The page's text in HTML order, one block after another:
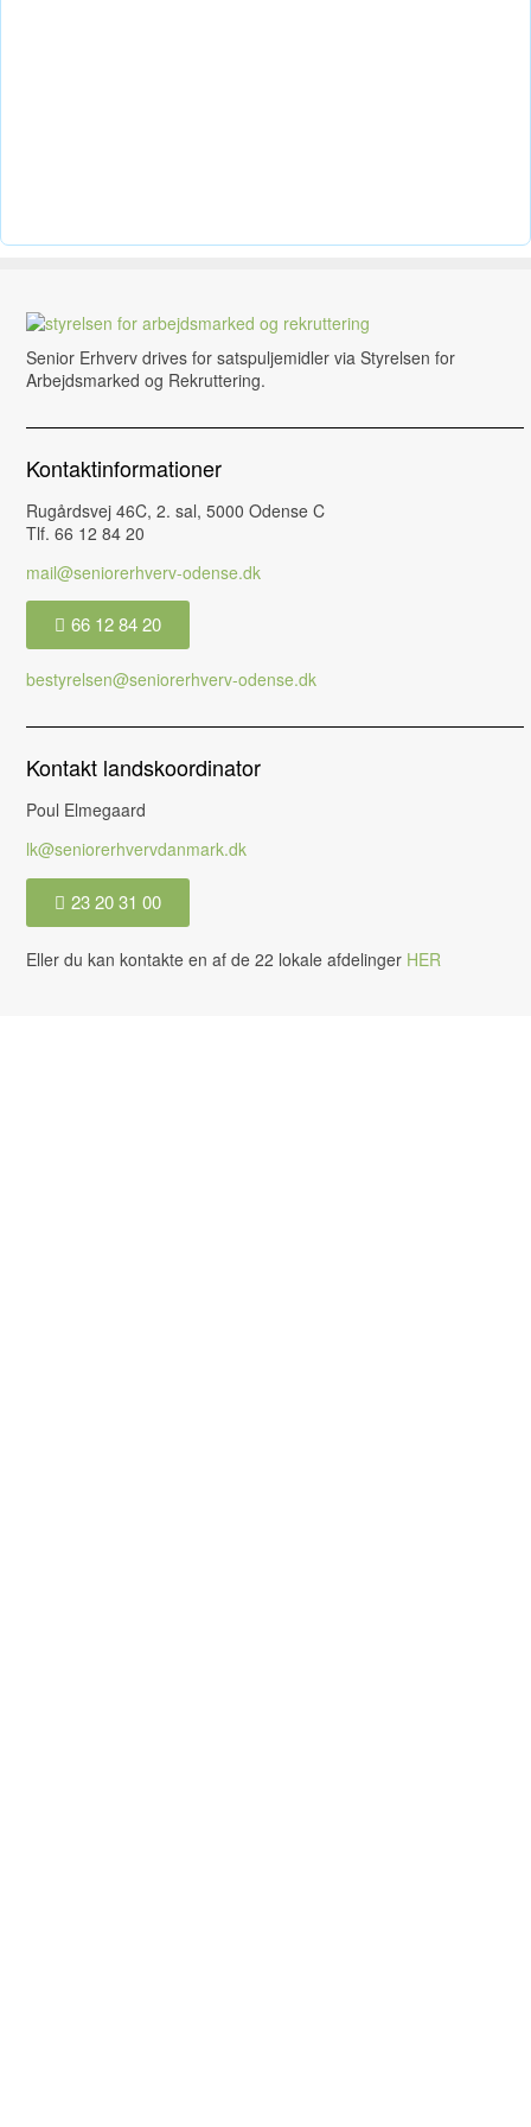
Senior Erhverv drives for satspuljemidler via Styrelsen for
Arbejdsmarked og Rekruttering.
Kontaktinformationer
Rugårdsvej 46C, 2. sal, 5000 Odense C
Tlf. 66 12 84 20
mail@seniorerhverv-odense.dk
66 12 84 20
bestyrelsen@seniorerhverv-odense.dk
Kontakt landskoordinator
Poul Elmegaard
lk@seniorerhvervdanmark.dk
23 20 31 00
Eller du kan kontakte en af de 22 lokale afdelinger HER